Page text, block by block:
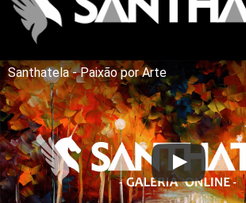
Santhatela - Paixão por Arte